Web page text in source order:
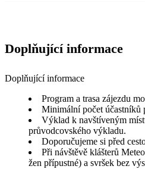
Doplňující informace
Doplňující informace
Program a trasa zájezdu
Minimální počet účastníků
Výklad k navštíveným
průvodcovského výkladu.
Doporučujeme si před
Při návštěvě klášterů
žen přípustné) a svršek bez